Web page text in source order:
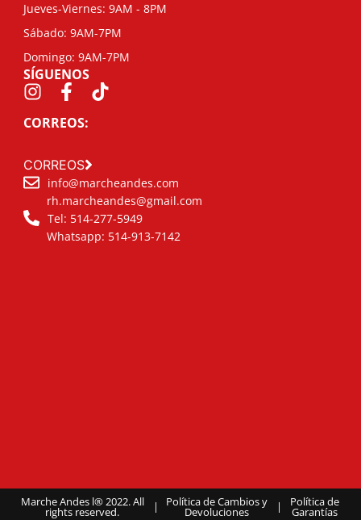
Jueves-Viernes: 9AM - 8PM
Sábado: 9AM-7PM
Domingo: 9AM-7PM
SÍGUENOS
CORREOS:
CORREOS
info@marcheandes.com
rh.marcheandes@gmail.com
Tel: 514-277-5949
Whatsapp: 514-913-7142
Marche Andes l® 2022. All
rights reserved. | Política de Cambios y
Devoluciones | Política de
Garantías